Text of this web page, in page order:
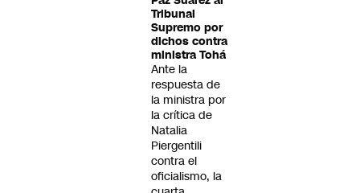
Tribunal
Supremo por
dichos contra
ministra Tohá
Ante la
respuesta de
la ministra por
la crítica de
Natalia
Piergentili
contra el
oficialismo, la